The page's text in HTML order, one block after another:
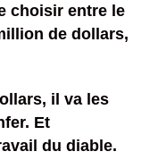
choisir entre le
de dollars,
il va les
Et
du diable.